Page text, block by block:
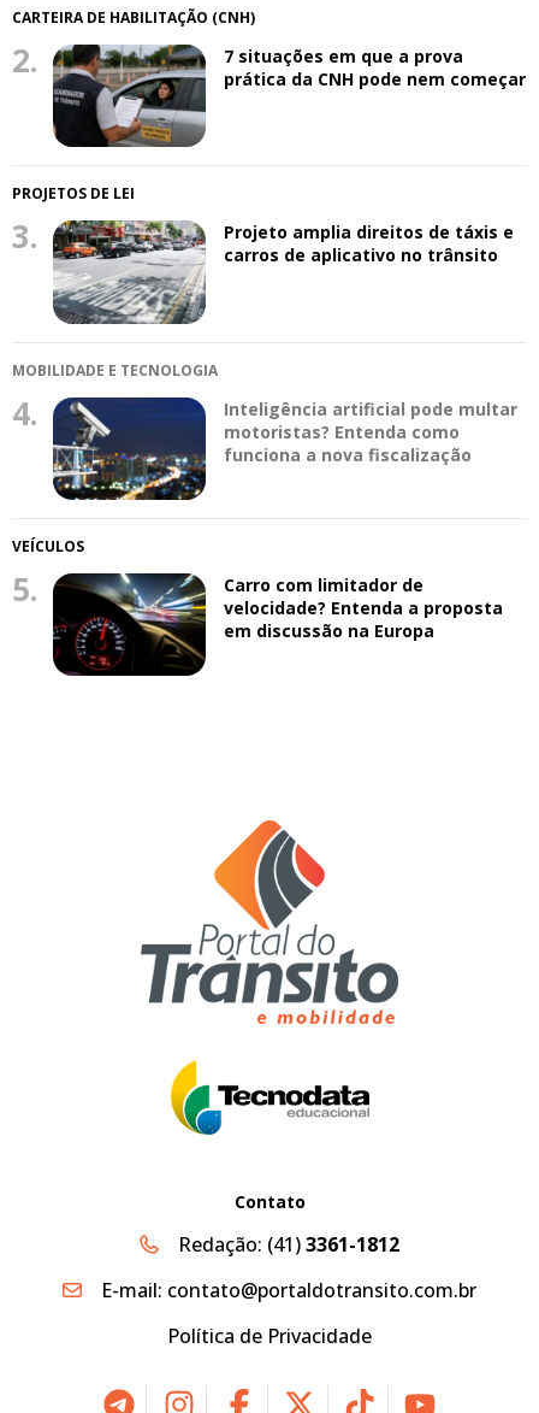
CARTEIRA DE HABILITAÇÃO (CNH)
2.
7 situações em que a prova
prática da CNH pode nem começar
PROJETOS DE LEI
3.
Projeto amplia direitos de táxis e
carros de aplicativo no trânsito
MOBILIDADE E TECNOLOGIA
4.
Inteligência artificial pode multar
motoristas? Entenda como
funciona a nova fiscalização
VEÍCULOS
5.
Carro com limitador de
velocidade? Entenda a proposta
em discussão na Europa
Contato
Redação: (41)3361-1812
E-mail: contato@portaldotransito.com.br
Política de Privacidade